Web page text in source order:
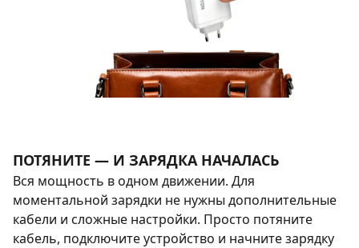
ПОТЯНИТЕ — И ЗАРЯДКА НАЧАЛАСЬ
Вся мощность в одном движении. Для
моментальной зарядки не нужны дополнительные
кабели и сложные настройки. Просто потяните
кабель, подключите устройство и начните зарядку